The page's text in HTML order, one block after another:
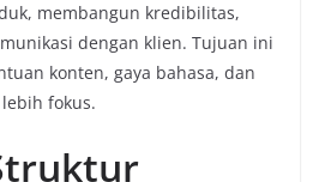
membangun kredibilitas,
dengan klien. Tujuan ini
konten, gaya bahasa, dan
fokus.